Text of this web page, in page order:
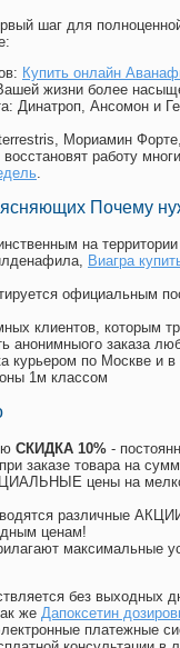
шаг для
Купить онлайн
жизни более
: Динатроп, Ансомон и
Мориамин
работу
.
Почему
на
, Виагра
официальным
клиентов, которым
анонимныого заказа
курьером по Москве и
1м классом
СКИДКА 10% -
при заказе товара на
цены на
различные
ценам!
максимальные
без выходных
же Дапоксетин
платежные